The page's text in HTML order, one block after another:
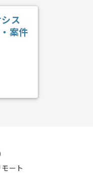
ス
案件
ート